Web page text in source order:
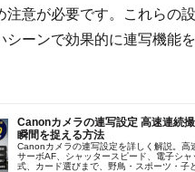
注意が必要です。これらの
シーンで効果的に連写機能
Canonカメラの連写設定 高速連続
瞬間を捉える方法
Canonカメラの連写設定を詳しく解説。高
サーボAF、シャッタースピード、電子シャ
式、カード選びまで、野鳥・スポーツ・子